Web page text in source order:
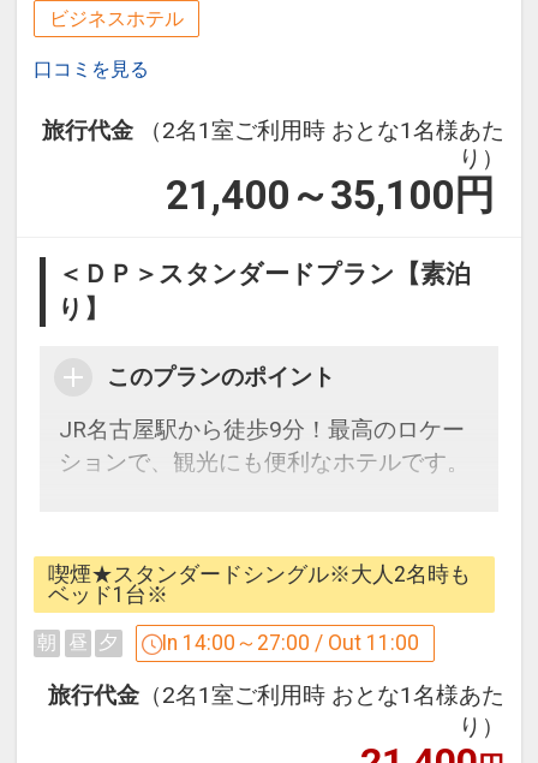
ビジネスホテル
口コミを見る
旅行代金
（2名1室ご利用時 おとな1名様あた
り）
21,400～35,100 円
＜ＤＰ＞スタンダードプラン【素泊
り】
このプランのポイント
JR名古屋駅から徒歩9分！最高のロケー
ションで、観光にも便利なホテルです。
[アクセス]
・JR「名古屋駅」桜通口から徒歩約9分
・地下鉄「名古屋駅」1番出入口から徒
歩約4分
喫煙★スタンダードシングル※大人2名時も
ベッド1台※
朝 昼 夕 In 14:00～27:00 / Out 11:00
旅行代金 （2名1室ご利用時 おとな1名様あた
り）